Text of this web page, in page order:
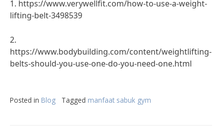
1. https://www.verywellfit.com/how-to-use-a-weight-
lifting-belt-3498539
2.
https://www.bodybuilding.com/content/weightlifting-
belts-should-you-use-one-do-you-need-one.html
Posted in Blog Tagged manfaat sabuk gym